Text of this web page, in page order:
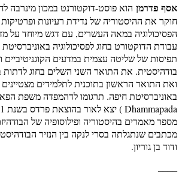
אסף פדרמן הוא פוסט-דוקטורנט במכון מינרבה
חוקר את ההיסטוריה של נדידת רעיונות
הפסיכולוגיה במאה העשרים, עם דגש מיוחד על
תפיסות של שליטה עצמית במדעים הקוגניטיביים
בודהיסטית. את התואר השני השלים בחוג לדתות
ואת התואר הראשון בתוכנית לתלמידים מצטיינים
מספר מאמרים בהיסטוריה ופילוסופיה של
מכתבים שנתגלתה בסרי לנקה בין הנזיר
ודוד בן גוריון.